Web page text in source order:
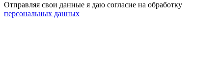
Отправляя свои данные я даю согласие на обработку
персональных данных